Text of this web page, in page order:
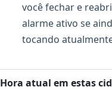
você fechar e
alarme ativo se
tocando
Hora atual em estas